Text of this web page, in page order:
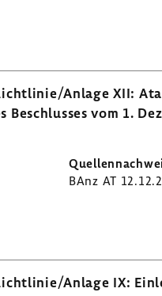
Anlage XII:
Beschlusses vom 1.
BAnz AT
Anlage IX: